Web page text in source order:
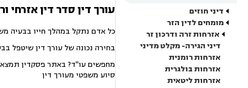
דיני חוזים
מומחים לדין הזר
אזרחות זרה ודרכון זר
דיני הגירה- מקלט מדיני
אזרחות רומנית
אזרחות בולגרית
אזרחות ליטאית
עורך דין סדר דין אזרחי
כל אדם נתקל במהלך חייו בבעיה
בחירה נכונה של עורך דין שיטפל
מחפשים עו"ד? באתר פסקדין תמצאו
סיוע משפטי מעורך דין